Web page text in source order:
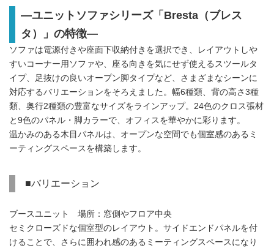
―ユニットソファシリーズ「Bresta（ブレス
タ）」の特徴―
ソファは電源付きや座面下収納付きを選択でき、レイアウトしや
すいコーナー用ソファや、座る向きを気にせず使えるスツールタ
イプ、足抜けの良いオープン脚タイプなど、さまざまなシーンに
対応するバリエーションをそろえました。幅6種類、背の高さ3種
類、奥行2種類の豊富なサイズをラインアップ。24色のクロス張材
と9色のパネル・脚カラーで、オフィスを華やかに彩ります。
温かみのある木目パネルは、オープンな空間でも個室感のあるミ
ーティングスペースを構築します。
■バリエーション
ブースユニット 場所：窓側やフロア中央
セミクローズドな個室型のレイアウト。サイドエンドパネルを付
けることで、さらに囲われ感のあるミーティングスペースになり